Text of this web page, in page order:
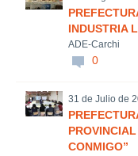
INDUSTRIA
ADE-Carchi
0
31 de Julio de
CONMIGO”